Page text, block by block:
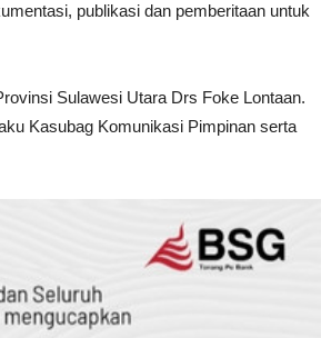
publikasi dan pemberitaan untuk
Sulawesi Utara Drs Foke Lontaan.
Kasubag Komunikasi Pimpinan serta